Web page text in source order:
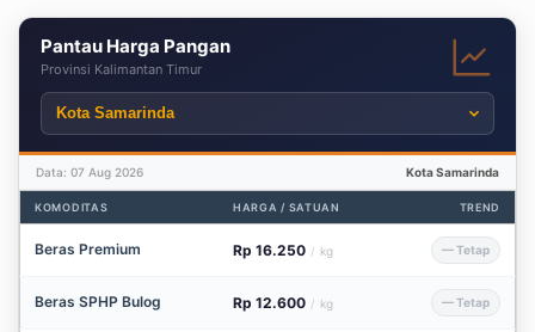
Pantau Harga Pangan
Provinsi Kalimantan Timur
Data: 07 Aug 2026 Kota Samarinda
KOMODITAS HARGA / SATUAN TREND
Beras Premium Rp 16.250 / kg — Tetap
Beras SPHP Bulog Rp 12.600 / kg — Tetap